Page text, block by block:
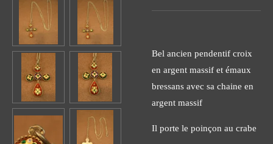
Bel ancien pendentif croix
en argent massif et émaux
bressans avec sa chaine en
argent massif
Il porte le poinçon au crabe